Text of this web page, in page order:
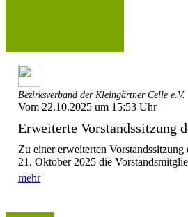
Bezirksverband der Kleingärtner Celle e.V.
Vom 22.10.2025 um 15:53 Uhr
Erweiterte Vorstandssitzung
Zu einer erweiterten
21. Oktober 2025 die
mehr